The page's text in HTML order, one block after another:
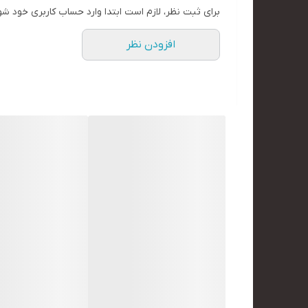
برای ثبت نظر، لازم است ابتدا وارد حساب کاربری خود
افزودن نظر